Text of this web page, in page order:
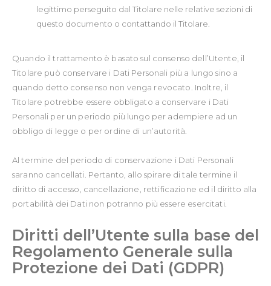
legittimo perseguito dal Titolare nelle relative sezioni di
questo documento o contattando il Titolare.
Quando il trattamento è basato sul consenso dell’Utente, il
Titolare può conservare i Dati Personali più a lungo sino a
quando detto consenso non venga revocato. Inoltre, il
Titolare potrebbe essere obbligato a conservare i Dati
Personali per un periodo più lungo per adempiere ad un
obbligo di legge o per ordine di un’autorità.
Al termine del periodo di conservazione i Dati Personali
saranno cancellati. Pertanto, allo spirare di tale termine il
diritto di accesso, cancellazione, rettificazione ed il diritto alla
portabilità dei Dati non potranno più essere esercitati.
Diritti dell’Utente sulla base del
Regolamento Generale sulla
Protezione dei Dati (GDPR)